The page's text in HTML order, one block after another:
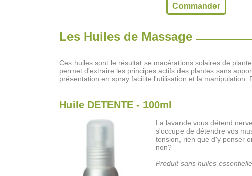
Commander
Les Huiles de Massage
Ces huiles sont le résultat se macérations solaires de
permet d'extraire les principes actifs des plantes sans
présentation en spray facilite l'utilisation et la manipulation.
Huile DETENTE - 100ml
La lavande vous détend
s'occupe de détendre vos
tension, rien que d'y penser
non?
Produit sans huiles